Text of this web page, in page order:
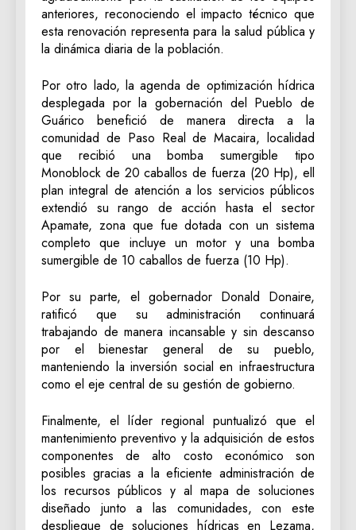
anteriores, reconociendo el impacto técnico que
esta renovación representa para la salud pública y
la dinámica diaria de la población.
‎Por otro lado, la agenda de optimización hídrica
desplegada por la gobernación del Pueblo de
Guárico benefició de manera directa a la
comunidad de Paso Real de Macaira, localidad
que recibió una bomba sumergible tipo
Monoblock de 20 caballos de fuerza (20 Hp), ell
plan integral de atención a los servicios públicos
extendió su rango de acción hasta el sector
Apamate, zona que fue dotada con un sistema
completo que incluye un motor y una bomba
sumergible de 10 caballos de fuerza (10 Hp).
‎Por su parte, el gobernador Donald Donaire,
ratificó que su administración continuará
trabajando de manera incansable y sin descanso
por el bienestar general de su pueblo,
manteniendo la inversión social en infraestructura
como el eje central de su gestión de gobierno.
‎Finalmente, el líder regional puntualizó que el
mantenimiento preventivo y la adquisición de estos
componentes de alto costo económico son
posibles gracias a la eficiente administración de
los recursos públicos y al mapa de soluciones
diseñado junto a las comunidades, con este
despliegue de soluciones hídricas en Lezama,